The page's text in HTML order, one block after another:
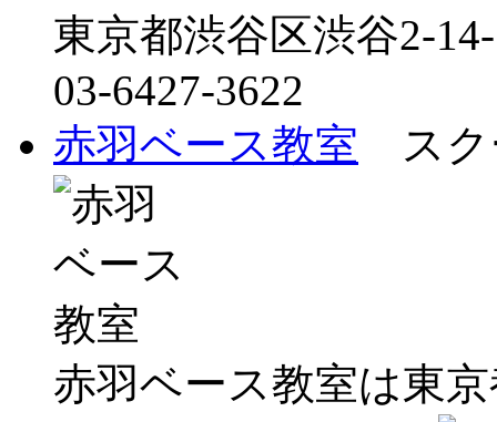
東京都渋谷区渋谷2-
03-6427-3622
赤羽ベース教室 スク
赤羽ベース教室は東